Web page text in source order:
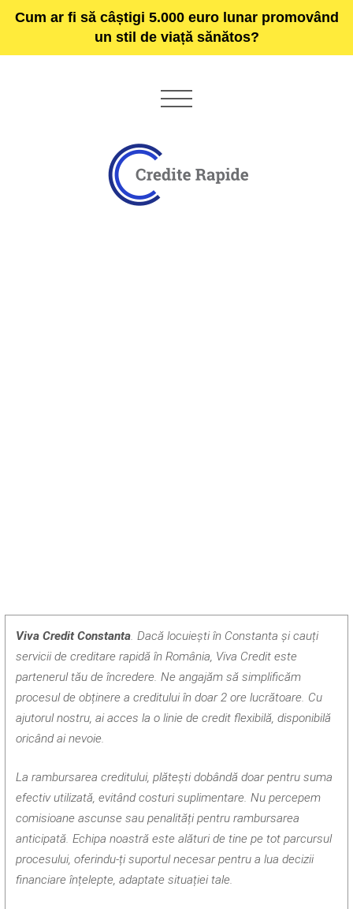
Cum ar fi să câștigi 5.000 euro lunar promovând
un stil de viață sănătos?
Viva Credit Constanta. Dacă locuiești în Constanta și cauți
servicii de creditare rapidă în România, Viva Credit este
partenerul tău de încredere. Ne angajăm să simplificăm
procesul de obținere a creditului în doar 2 ore lucrătoare. Cu
ajutorul nostru, ai acces la o linie de credit flexibilă, disponibilă
oricând ai nevoie.
La rambursarea creditului, plătești dobândă doar pentru suma
efectiv utilizată, evitând costuri suplimentare. Nu percepem
comisioane ascunse sau penalități pentru rambursarea
anticipată. Echipa noastră este alături de tine pe tot parcursul
procesului, oferindu-ți suportul necesar pentru a lua decizii
financiare înțelepte, adaptate situației tale.